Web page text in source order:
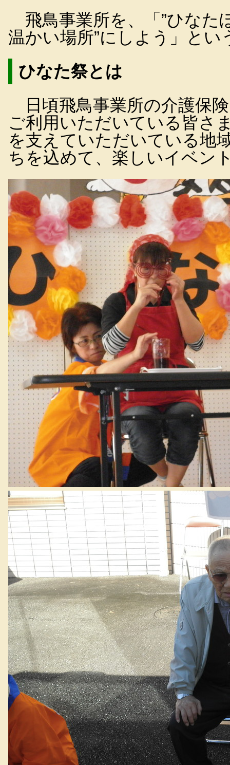
飛鳥事業所を、「”ひなた
温かい場所”にしよう」と
ひなた祭とは
日頃飛鳥事業所の介護保
ご利用いただいている皆さ
を支えていただいている地
ちを込めて、楽しいイベン